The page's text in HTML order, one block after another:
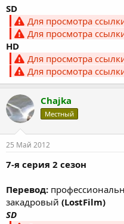
SD
Для просмотра
Для просмотра
HD
Для просмотра
Для просмотра
Chajka
Местный
25 Май 2012
7-я серия 2 сезон
Перевод:
закадровый (LostFilm)
SD